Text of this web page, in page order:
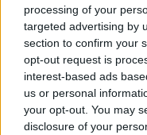
processing of your
targeted advertising by
section to confirm your
opt-out request is
interest-based ads
us or personal
your opt-out. You may
disclosure of your
Καφές &